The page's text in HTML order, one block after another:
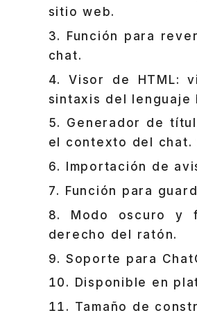
sitio web.
Función para
chat.
Visor de HTML:
sintaxis del lenguaje
Generador de
el contexto del chat.
Importación de
Función para
Modo oscuro y
derecho del ratón.
Soporte para
Disponible en
Tamaño de